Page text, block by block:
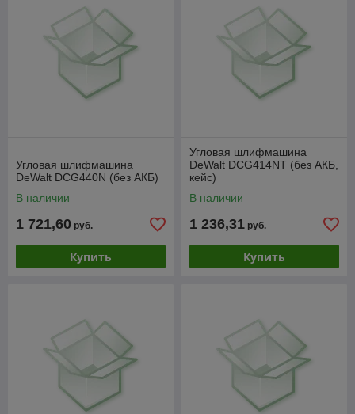
Угловая шлифмашина
DeWalt DCG440N (без АКБ)
В наличии
1 721,60 руб.
Купить
Угловая шлифмашина
DeWalt DCG414NT (без АКБ,
кейс)
В наличии
1 236,31 руб.
Купить